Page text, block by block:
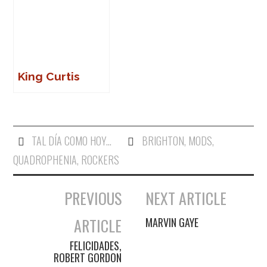
King Curtis
TAL DÍA COMO HOY... BRIGHTON, MODS,
QUADROPHENIA, ROCKERS
Navegación de entradas
PREVIOUS
ARTICLE
FELICIDADES,
ROBERT GORDON
NEXT ARTICLE
MARVIN GAYE